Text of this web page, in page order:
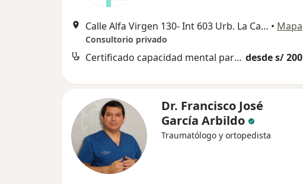
Calle Alfa Virgen 130- Int 603 Urb. La Calera Surquillo, Lima • Mapa
Consultorio privado
Certificado capacidad mental para trámites legales desde s/ 200
Dr. Francisco José
García Arbildo
Traumatólogo y ortopedista